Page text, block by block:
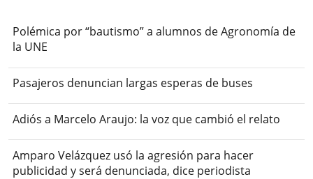
Polémica por “bautismo” a alumnos de Agronomía de
la UNE
Pasajeros denuncian largas esperas de buses
Adiós a Marcelo Araujo: la voz que cambió el relato
Amparo Velázquez usó la agresión para hacer
publicidad y será denunciada, dice periodista